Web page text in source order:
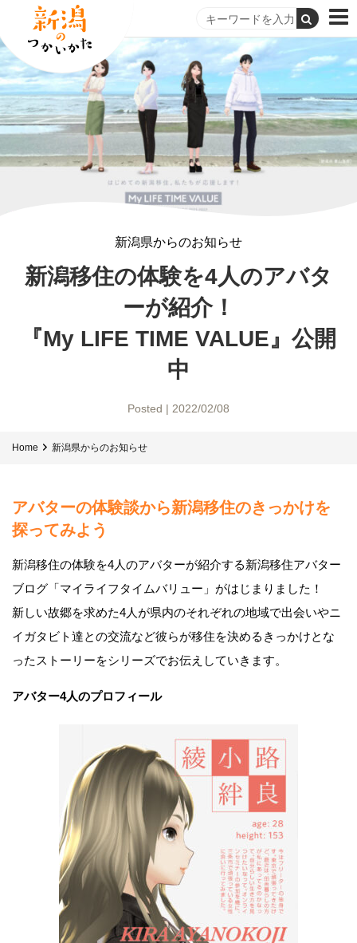
新潟県からのお知らせ
新潟移住の体験を4人のアバタ
ーが紹介！
『My LIFE TIME VALUE』公開
中
Posted | 2022/02/08
Home 新潟県からのお知らせ
アバターの体験談から新潟移住のきっかけを
探ってみよう
新潟移住の体験を4人のアバターが紹介する新潟移住アバター
ブログ「マイライフタイムバリュー」がはじまりました！
新しい故郷を求めた4人が県内のそれぞれの地域で出会いやニ
イガタビト達との交流など彼らが移住を決めるきっかけとな
ったストーリーをシリーズでお伝えしていきます。
アバター4人のプロフィール